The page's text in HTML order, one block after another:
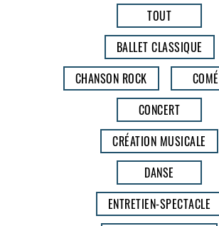
TOUT
BALLET CLASSIQUE
CHANSON ROCK
CONCERT
CRÉATION MUSICALE
DANSE
ENTRETIEN-SPECTACLE